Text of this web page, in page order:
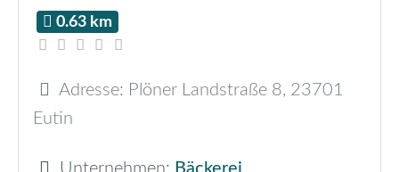
0.63 km
Adresse: Plöner Landstraße 8, 23701
Eutin